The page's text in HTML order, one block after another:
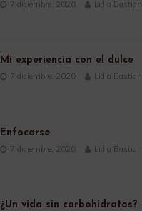
7 diciembre, 2020 Lidia Bastian
Mi experiencia con el dulce
7 diciembre, 2020 Lidia Bastian
Enfocarse
7 diciembre, 2020 Lidia Bastian
¿Un vida sin carbohidratos?